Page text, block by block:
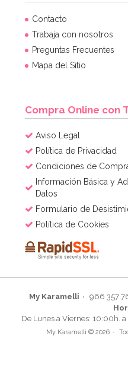
Contacto
Trabaja con nosotros
Preguntas Frecuentes
Mapa del Sitio
Compra Online con
Aviso Legal
Política de Privacidad
Condiciones de
Información Básica y
Datos
Formulario de
Política de Cookies
My Karamelli 966 357
De Lunes a Viernes: 10:00h.
My Karamelli © 2026